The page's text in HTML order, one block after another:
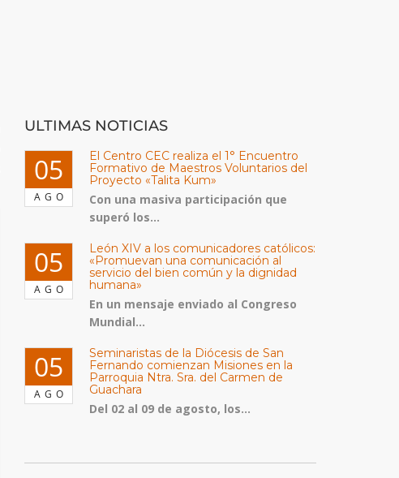
ULTIMAS NOTICIAS
05
AGO
El Centro CEC realiza el 1° Encuentro
Formativo de Maestros Voluntarios del
Proyecto «Talita Kum»
Con una masiva participación que
superó los...
05
AGO
León XIV a los comunicadores católicos:
«Promuevan una comunicación al
servicio del bien común y la dignidad
humana»
En un mensaje enviado al Congreso
Mundial...
05
AGO
Seminaristas de la Diócesis de San
Fernando comienzan Misiones en la
Parroquia Ntra. Sra. del Carmen de
Guachara
Del 02 al 09 de agosto, los...